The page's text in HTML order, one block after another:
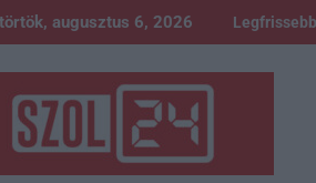
augusztus 6, 2026